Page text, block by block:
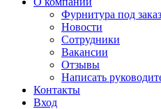
Фурнитура под заказ
Новости
Сотрудники
Вакансии
Отзывы
Написать
Контакты
Вход